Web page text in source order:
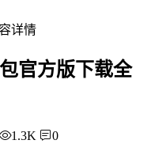
详情
官方版下载全
1.3K 0